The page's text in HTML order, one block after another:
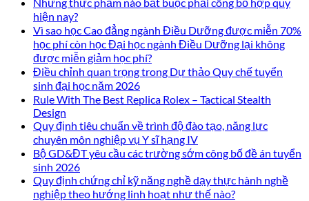
hiện nay?
Vì sao học Cao đẳng ngành Điều Dưỡng được miễn 70%
học phí còn học Đại học ngành Điều Dưỡng lại không
được miễn giảm học phí?
Điều chỉnh quan trọng trong Dự thảo Quy chế tuyển
sinh đại học năm 2026
Rule With The Best Replica Rolex – Tactical Stealth
Design
Quy định tiêu chuẩn về trình độ đào tạo, năng lực
chuyên môn nghiệp vụ Y sĩ hạng IV
Bộ GD&ĐT yêu cầu các trường sớm công bố đề án tuyển
sinh 2026
Quy định chứng chỉ kỹ năng nghề dạy thực hành nghề
nghiệp theo hướng linh hoạt như thế nào?